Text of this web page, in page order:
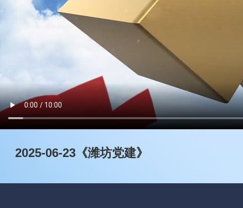
2025-06-23《潍坊党建》